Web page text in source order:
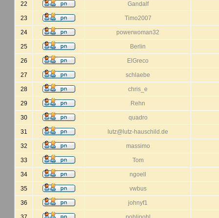
22 Gandalf
23 Timo2007
24 powerwoman32
25 Berlin
26 ElGreco
27 schlaebe
28 chris_e
29 Rehn
30 quadro
31 lutz@lutz-hauschild.de
32 massimo
33 Tom
34 ngoell
35 vwbus
36 johnyf1